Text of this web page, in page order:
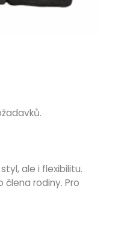
ale i flexibilitu.
rodiny. Pro